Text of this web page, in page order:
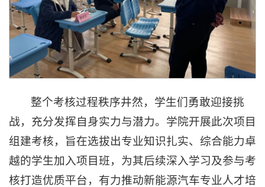
整个考核过程秩序井然，学生们勇敢迎接挑
战，充分发挥自身实力与潜力。学院开展此次项目
组建考核，旨在选拔出专业知识扎实、综合能力卓
越的学生加入项目班，为其后续深入学习及参与考
核打造优质平台，有力推动新能源汽车专业人才培